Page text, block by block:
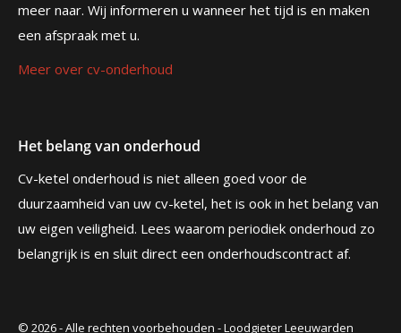
meer naar. Wij informeren u wanneer het tijd is en maken
een afspraak met u.
Meer over cv-onderhoud
Het belang van onderhoud
Cv-ketel onderhoud is niet alleen goed voor de
duurzaamheid van uw cv-ketel, het is ook in het belang van
uw eigen veiligheid. Lees waarom periodiek onderhoud zo
belangrijk is en sluit direct een onderhoudscontract af.
© 2026 - Alle rechten voorbehouden - Loodgieter Leeuwarden